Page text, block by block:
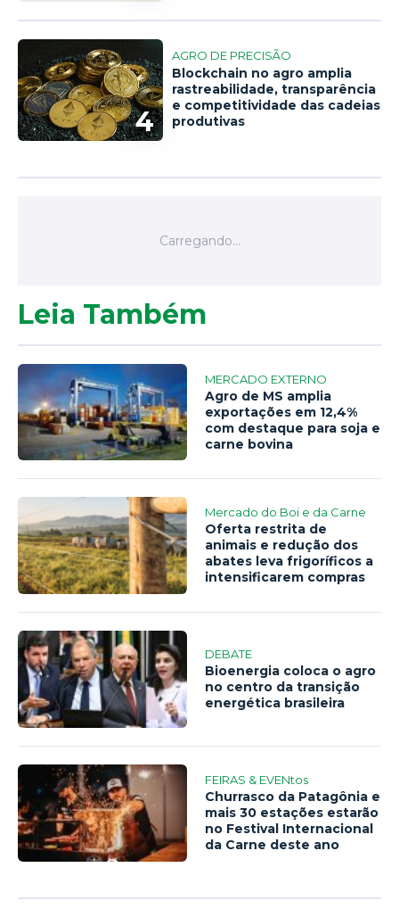
4
AGRO DE PRECISÃO
Blockchain no agro amplia
rastreabilidade, transparência
e competitividade das cadeias
produtivas
Leia Também
MERCADO EXTERNO
Agro de MS amplia
exportações em 12,4%
com destaque para soja e
carne bovina
Mercado do Boi e da Carne
Oferta restrita de
animais e redução dos
abates leva frigoríficos a
intensificarem compras
DEBATE
Bioenergia coloca o agro
no centro da transição
energética brasileira
FEIRAS & EVENtos
Churrasco da Patagônia e
mais 30 estações estarão
no Festival Internacional
da Carne deste ano